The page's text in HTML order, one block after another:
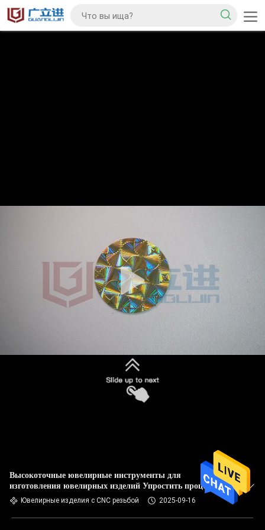
Высокоточные ювелирные инструменты для
изготовления ювелирных изделий Упростить процесс
производства ювелирных изделий
Ювелирные изделия с CNC резьбой 2025-09-16